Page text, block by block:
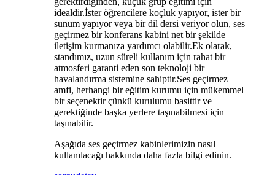
idealdir.İster öğrencilere koçluk yapıyor, ister bir
sunum yapıyor veya bir dil dersi veriyor olun, ses
geçirmez bir konferans kabini net bir şekilde
iletişim kurmanıza yardımcı olabilir.Ek olarak,
standımız, uzun süreli kullanım için rahat bir
atmosferi garanti eden son teknoloji bir
havalandırma sistemine sahiptir.Ses geçirmez
amfi, herhangi bir eğitim kurumu için mükemmel
bir seçenektir çünkü kurulumu basittir ve
gerektiğinde başka yerlere taşınabilmesi için
taşınabilir.
Aşağıda ses geçirmez kabinlerimizin nasıl
kullanılacağı hakkında daha fazla bilgi edinin.